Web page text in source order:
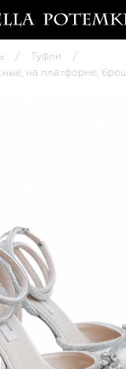
Туфли
на платформе,